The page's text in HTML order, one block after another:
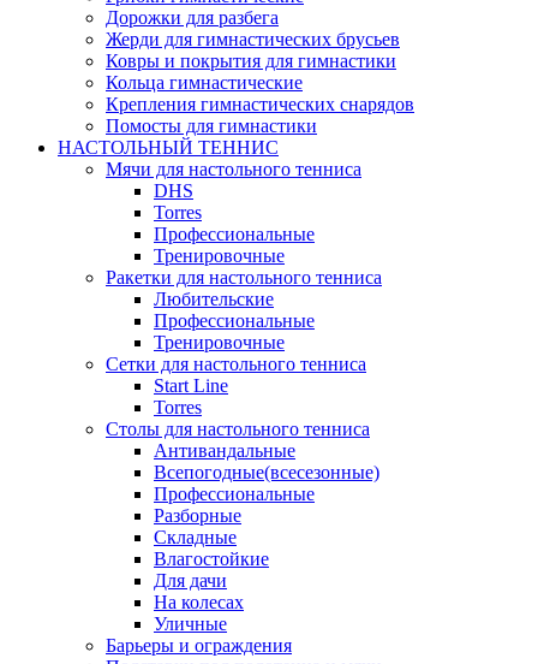
Дорожки для разбега
Жерди для гимнастических брусьев
Ковры и покрытия для гимнастики
Кольца гимнастические
Крепления гимнастических снарядов
Помосты для гимнастики
НАСТОЛЬНЫЙ ТЕННИС
Мячи для настольного тенниса
DHS
Torres
Профессиональные
Тренировочные
Ракетки для настольного тенниса
Любительские
Профессиональные
Тренировочные
Сетки для настольного тенниса
Start Line
Torres
Столы для настольного тенниса
Антивандальные
Всепогодные(всесезонные)
Профессиональные
Разборные
Складные
Влагостойкие
Для дачи
На колесах
Уличные
Барьеры и ограждения